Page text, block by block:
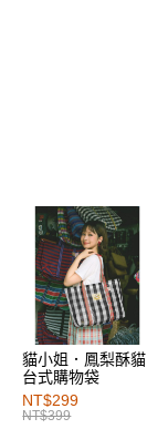
貓小姐．鳳梨酥貓
台式購物袋
NT$299
NT$399